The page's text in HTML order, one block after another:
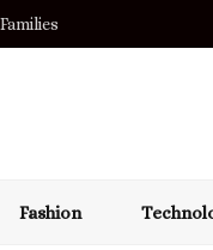
Fashion